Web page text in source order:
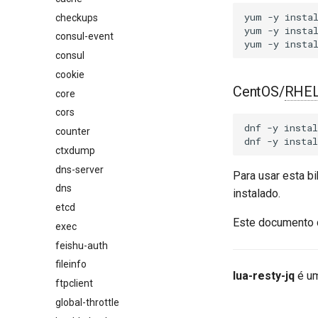
checkups
consul-event
consul
cookie
core
cors
counter
ctxdump
dns-server
dns
etcd
exec
feishu-auth
fileinfo
ftpclient
global-throttle
yum -y
yum -y
yum -y
CentOS/
dnf -y
dnf -y
Para usar esta
instalado.
Este
lua-resty-jq é